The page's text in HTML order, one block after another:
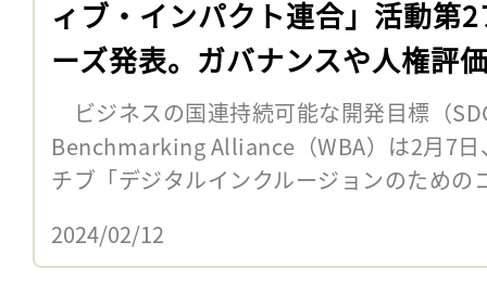
ィブ・インパクト連合」活動第
ーズ発表。ガバナンスや人権評
ビジネスの国連持続可能な開発目標（
Benchmarking Alliance（WBA）は2月7日
チブ「デジタルインクルージョンのため
2024/02/12